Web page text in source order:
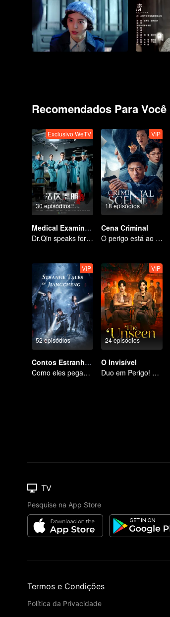
Recomendados Para Você
30 episódios
Exclusivo WeTV
Medical Examiner Dr. Qin:The Survivor
Dr.Qin speaks for the dead.
18 episódios
VIP
Cena Criminal
O perigo está ao seu redor
52 episódios
VIP
Contos Estranhos de Jiangcheng
Como eles pegam o assassino?
24 episódios
VIP
O Invisível
Duo em Perigo! Desmascarando o Mal do Sudeste Asiático
TV
Pesquise na App Store
Termos e Condições
Política da Privacidade